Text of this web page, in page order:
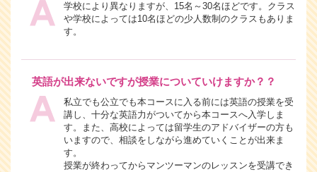
学校により異なりますが、15名～30名ほどです。クラス
や学校によっては10名ほどの少人数制のクラスもありま
す。
英語が出来ないですが授業についていけますか？？
私立でも公立でも本コースに入る前には英語の授業を受
講し、十分な英語力がついてから本コースへ入学しま
す。また、高校によっては留学生のアドバイザーの方も
いますので、相談をしながら進めていくことが出来ま
す。
授業が終わってからマンツーマンのレッスンを受講でき